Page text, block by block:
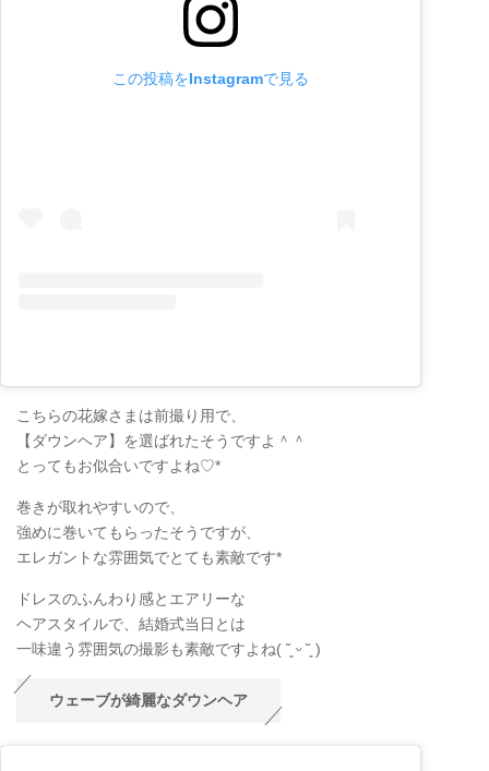
この投稿をInstagramで見る
こちらの花嫁さまは前撮り用で、
【ダウンヘア】を選ばれたそうですよ＾＾
とってもお似合いですよね♡*
巻きが取れやすいので、
強めに巻いてもらったそうですが、
エレガントな雰囲気でとても素敵です*
ドレスのふんわり感とエアリーな
ヘアスタイルで、結婚式当日とは
一味違う雰囲気の撮影も素敵ですよね( ˘͈ ᵕ ˘͈ )
ウェーブが綺麗なダウンヘア